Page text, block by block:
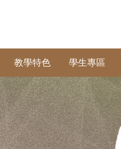
教學特色 學生專區